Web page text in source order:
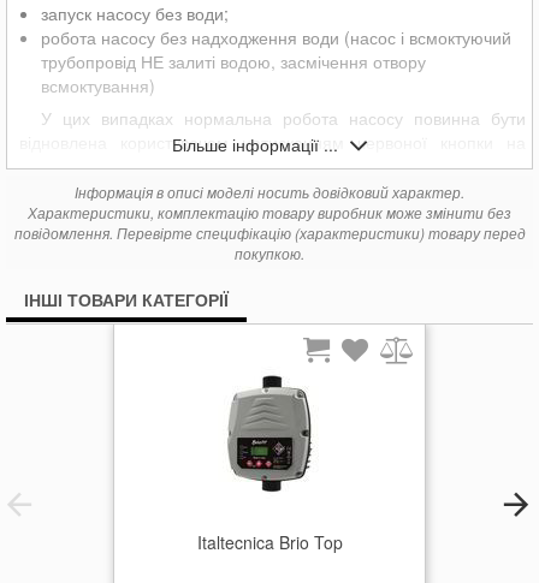
запуск насосу без води;
робота насосу без надходження води (насос і всмоктуючий
трубопровід НЕ залиті водою, засмічення отвору
всмоктування)
У цих випадках нормальна робота насосу повинна бути
відновлена користувачем натисканням червоної кнопки на
реле
при припиненні розбору води (всі крани закриті) реле
EASYPRESS відключить електронасос після того, як
електронасос створить максимальний тиск і через реле
потік -1-2 л/хв).
Більше інформації ...
Інформація в описі моделі носить довідковий характер.
Характеристики, комплектацію товару виробник може змінити без
повідомлення. Перевірте специфікацію (характеристики) товару перед
покупкою.
ІНШІ ТОВАРИ КАТЕГОРІЇ
Italtecnica Brio Top